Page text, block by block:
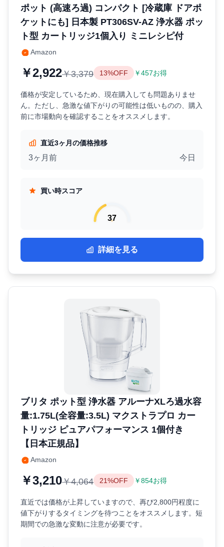
ポット (高速ろ過) コンパクト [冷蔵庫 ドアポ
ケットにも] 日本製 PT306SV-AZ 浄水器 ポッ
ト型 カートリッジ1個入り ミニレシピ付
Amazon
￥2,922￥3,379 13%OFF ￥457お得
価格が安定しているため、現在購入しても問題ありませ
ん。ただし、急激な値下がりの可能性は低いものの、購入
前に市場動向を確認することをオススメします。
直近3ヶ月の価格推移
3ヶ月前 今日
買い時スコア
37
詳細を見る
ブリタ ポット型 浄水器 アルーナXLろ過水容
量:1.75L(全容量:3.5L) マクストラプロ カー
トリッジ ピュアパフォーマンス 1個付き
【日本正規品】
Amazon
￥3,210￥4,064 21%OFF ￥854お得
直近では価格が上昇していますので、再び2,800円程度に
値下がりするタイミングを待つことをオススメします。短
期間での急激な変動に注意が必要です。